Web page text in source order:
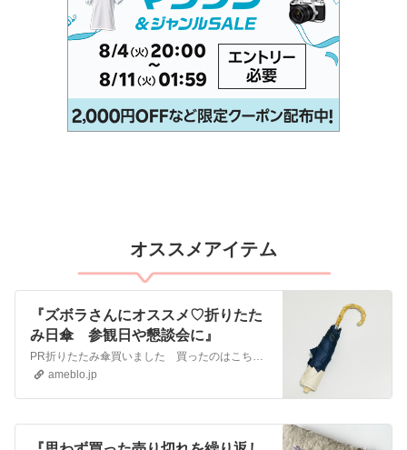
オススメアイテム
『ズボラさんにオススメ♡折りたた
み日傘 参観日や懇談会に』
PR​折りたたみ傘買いました 買ったのはこちらついに買った折りたたみ。かわいい♡持ち手バンブーお気に入り♡Pick Item日傘 折りたたみ 完全遮光 晴雨兼…
ameblo.jp